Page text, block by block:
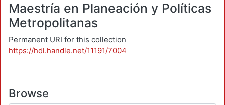
Maestría en Planeación y Políticas
Metropolitanas
Permanent URI for this collection
https://hdl.handle.net/11191/7004
Browse